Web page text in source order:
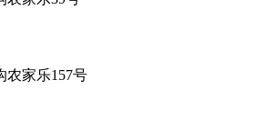
农家乐157号